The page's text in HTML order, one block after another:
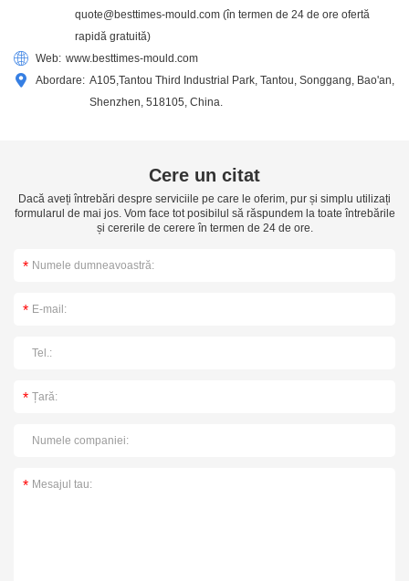
quote@besttimes-mould.com (în termen de 24 de ore ofertă
rapidă gratuită)
Web: www.besttimes-mould.com
Abordare: A105,Tantou Third Industrial Park, Tantou, Songgang, Bao'an,
Shenzhen, 518105, China.
Cere un citat
Dacă aveți întrebări despre serviciile pe care le oferim, pur și simplu utilizați
formularul de mai jos. Vom face tot posibilul să răspundem la toate întrebările
și cererile de cerere în termen de 24 de ore.